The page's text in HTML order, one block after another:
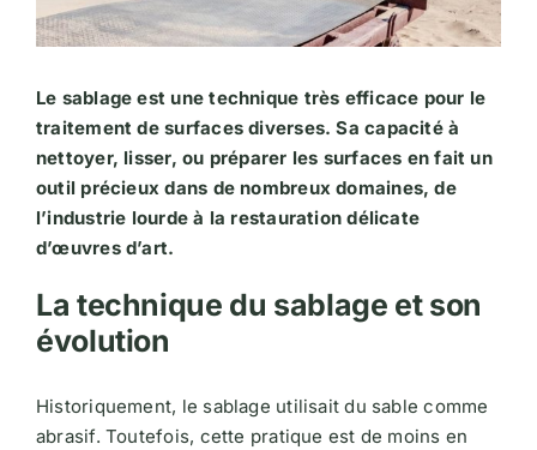
Le sablage est une technique très efficace pour le
traitement de surfaces diverses. Sa capacité à
nettoyer, lisser, ou préparer les surfaces en fait un
outil précieux dans de nombreux domaines, de
l’industrie lourde à la restauration délicate
d’œuvres d’art.
La technique du sablage et son
évolution
Historiquement, le sablage utilisait du sable comme
abrasif. Toutefois, cette pratique est de moins en